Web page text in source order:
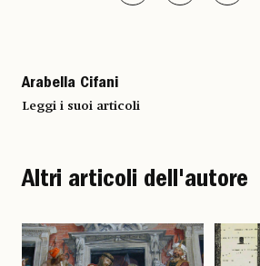
Arabella Cifani
Leggi i suoi articoli
Altri articoli dell'autore